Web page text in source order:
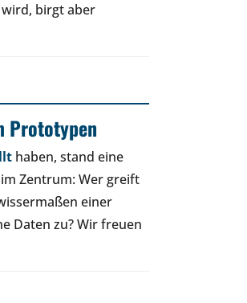
birgt aber
Prototypen
haben, stand eine
Zentrum: Wer greift
einer
Daten zu? Wir freuen